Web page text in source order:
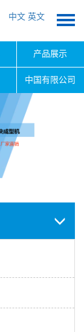
中文 英文
产品展示
中国有限公司